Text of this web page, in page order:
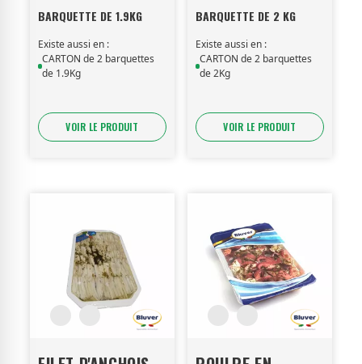
BARQUETTE DE 1.9KG
Existe aussi en :
CARTON de 2 barquettes
de 1.9Kg
VOIR LE PRODUIT
BARQUETTE DE 2 KG
Existe aussi en :
CARTON de 2 barquettes
de 2Kg
VOIR LE PRODUIT